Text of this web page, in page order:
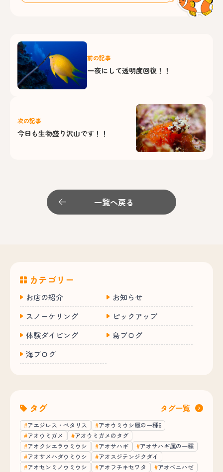
前の記事
一夜にして透明度回復！！
次の記事
今日も生物盛り沢山です！！
一覧へ戻る
カテゴリー
お店の紹介
お知らせ
スノーケリング
ピックアップ
体験ダイビング
島ブログ
海ブログ
タグ タグ一覧
アエジレス・ペタリス
アオウミウシ属の一種6
アオウミガメ
アオウミガメのタグ
アオクシエラウミウシ
アオサハギ
アオサハギ属の一種
アオサメハダウミウシ
アオスジテンジクダイ
アオセンミノウミウシ
アオフチキセワタ
アオベニハゼ